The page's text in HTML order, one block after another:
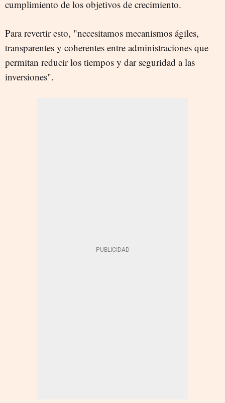
cumplimiento de los objetivos de crecimiento.
Para revertir esto, "necesitamos mecanismos ágiles,
transparentes y coherentes entre administraciones que
permitan reducir los tiempos y dar seguridad a las
inversiones".